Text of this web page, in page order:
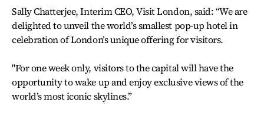
Sally Chatterjee, Interim CEO, Visit London, said: “We are
delighted to unveil the world’s smallest pop-up hotel in
celebration of London’s unique offering for visitors.
"For one week only, visitors to the capital will have the
opportunity to wake up and enjoy exclusive views of the
world’s most iconic skylines.”